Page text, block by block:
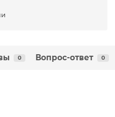
0 Вопрос-ответ 0